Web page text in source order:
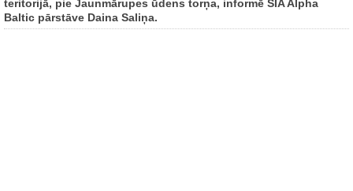
teritorijā, pie Jaunmārupes ūdens torņa, informē SIA Alpha
Baltic pārstāve Daina Saliņa.